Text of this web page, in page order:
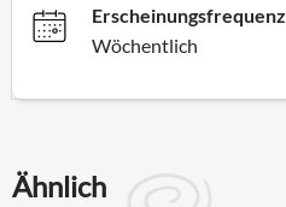
Erscheinungsfrequenz
Wöchentlich
Ähnlich